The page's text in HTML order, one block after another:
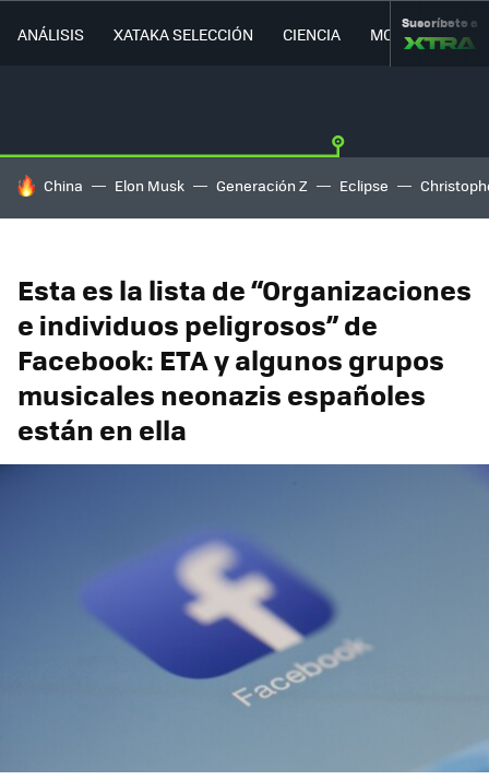
ANÁLISIS XATAKA SELECCIÓN CIENCIA MOVILIDAD
Suscríbete a
HOY SE HABLA DE
China Elon Musk Generación Z Eclipse
Esta es la lista de “Organizaciones
e individuos peligrosos” de
Facebook: ETA y algunos grupos
musicales neonazis españoles
están en ella